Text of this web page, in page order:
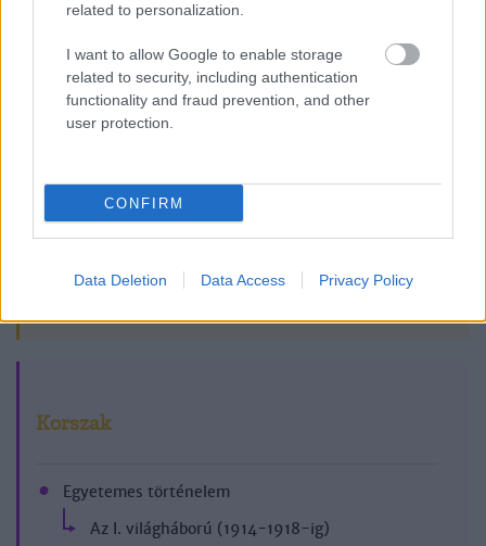
related to personalization.
I want to allow Google to enable storage
related to security, including authentication
functionality and fraud prevention, and other
user protection.
CONFIRM
Data Deletion Data Access Privacy Policy
Lapszám
Korszak
Egyetemes történelem
Az I. világháború (1914-1918-ig)